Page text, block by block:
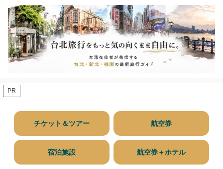
PR
チケット＆ツアー 航空券
宿泊施設 航空券＋ホテル